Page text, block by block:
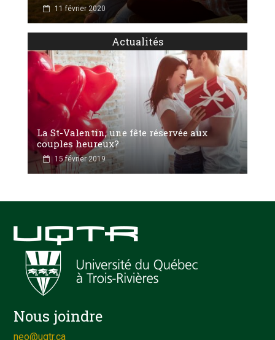
11 février 2020
Actualités
La St-Valentin, une fête réservée aux
couples heureux?
15 février 2019
Nous joindre
neo@uqtr.ca